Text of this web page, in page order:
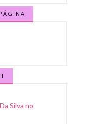
Silva no